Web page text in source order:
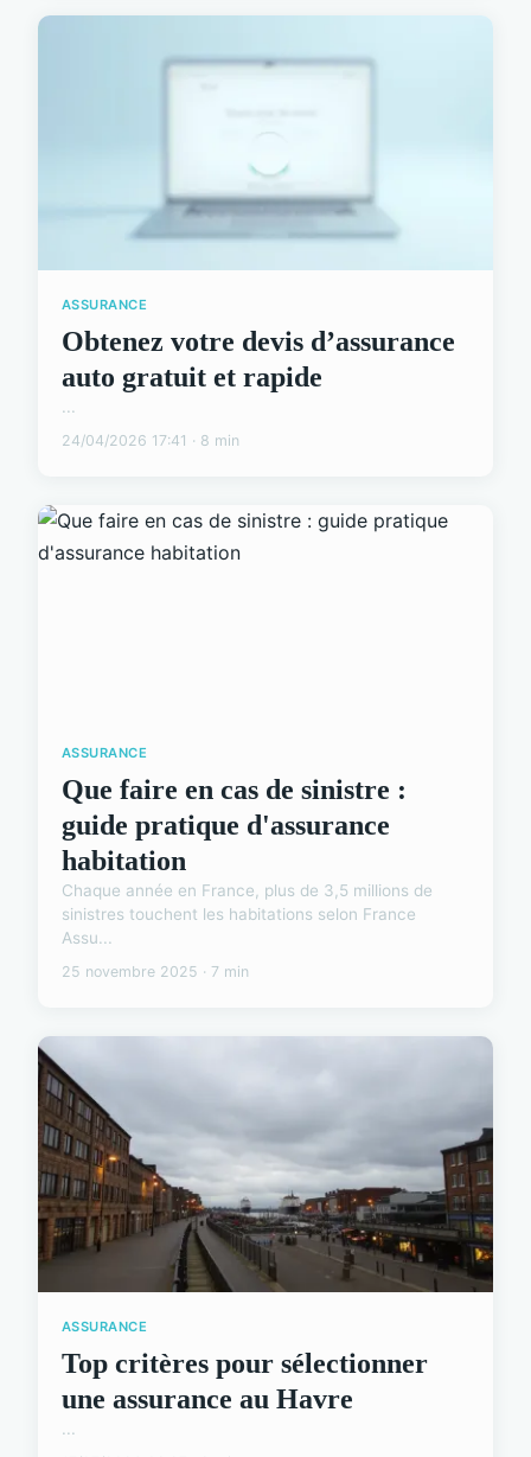
ASSURANCE
Obtenez votre devis d’assurance
auto gratuit et rapide
...
24/04/2026 17:41 · 8 min
ASSURANCE
Que faire en cas de sinistre :
guide pratique d'assurance
habitation
Chaque année en France, plus de 3,5 millions de
sinistres touchent les habitations selon France
Assu...
25 novembre 2025 · 7 min
ASSURANCE
Top critères pour sélectionner
une assurance au Havre
...